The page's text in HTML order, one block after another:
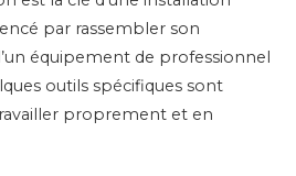
par rassembler son
équipement de professionnel
outils spécifiques sont
proprement et en